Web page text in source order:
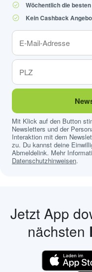
Wöchentlich die
Kein Cashback
Mit Klick auf den Button
Newsletters und der
Interaktion mit dem
zu. Du kannst deine
Abmeldelink. Mehr
Datenschutzhinweisen.
Jetzt App
nächsten